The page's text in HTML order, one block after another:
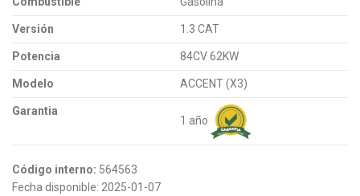
Versión 1.3 CAT
Potencia 84CV 62KW
Modelo ACCENT (X3)
Garantia
1 año
Código interno: 564563
Fecha disponible: 2025-01-07